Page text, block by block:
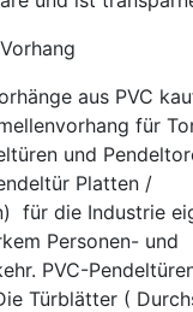
aus PVC
für
und
Platten /
für die Industrie
Personen- und
PVC-
Türblätter (